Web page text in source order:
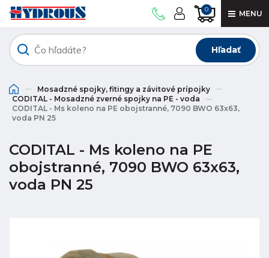
0 MENU
Hľadať
Mosadzné spojky, fitingy a závitové prípojky
CODITAL - Mosadzné zverné spojky na PE - voda
CODITAL - Ms koleno na PE obojstranné, 7090 BWO 63x63,
voda PN 25
CODITAL - Ms koleno na PE
obojstranné, 7090 BWO 63x63,
voda PN 25